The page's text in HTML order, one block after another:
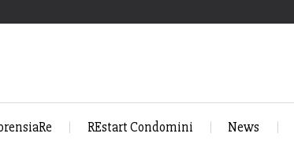
REstart Condomini News